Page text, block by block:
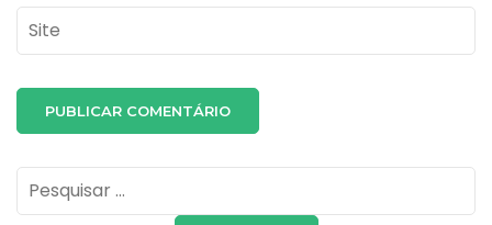
Site
Pesquisar
por: